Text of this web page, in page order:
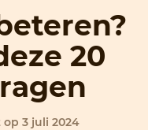
20
3 juli 2024